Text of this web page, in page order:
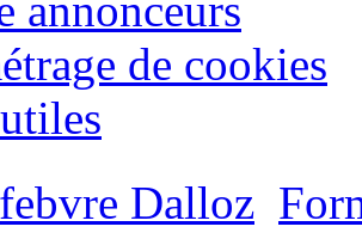
de cookies
Dalloz